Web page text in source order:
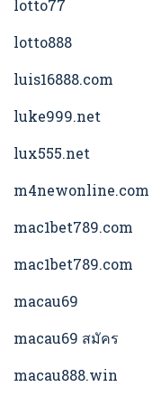
lotto77
lotto888
luis16888.com
luke999.net
lux555.net
m4newonline.com
mac1bet789.com
mac1bet789.com
macau69
macau69 สมัคร
macau888.win